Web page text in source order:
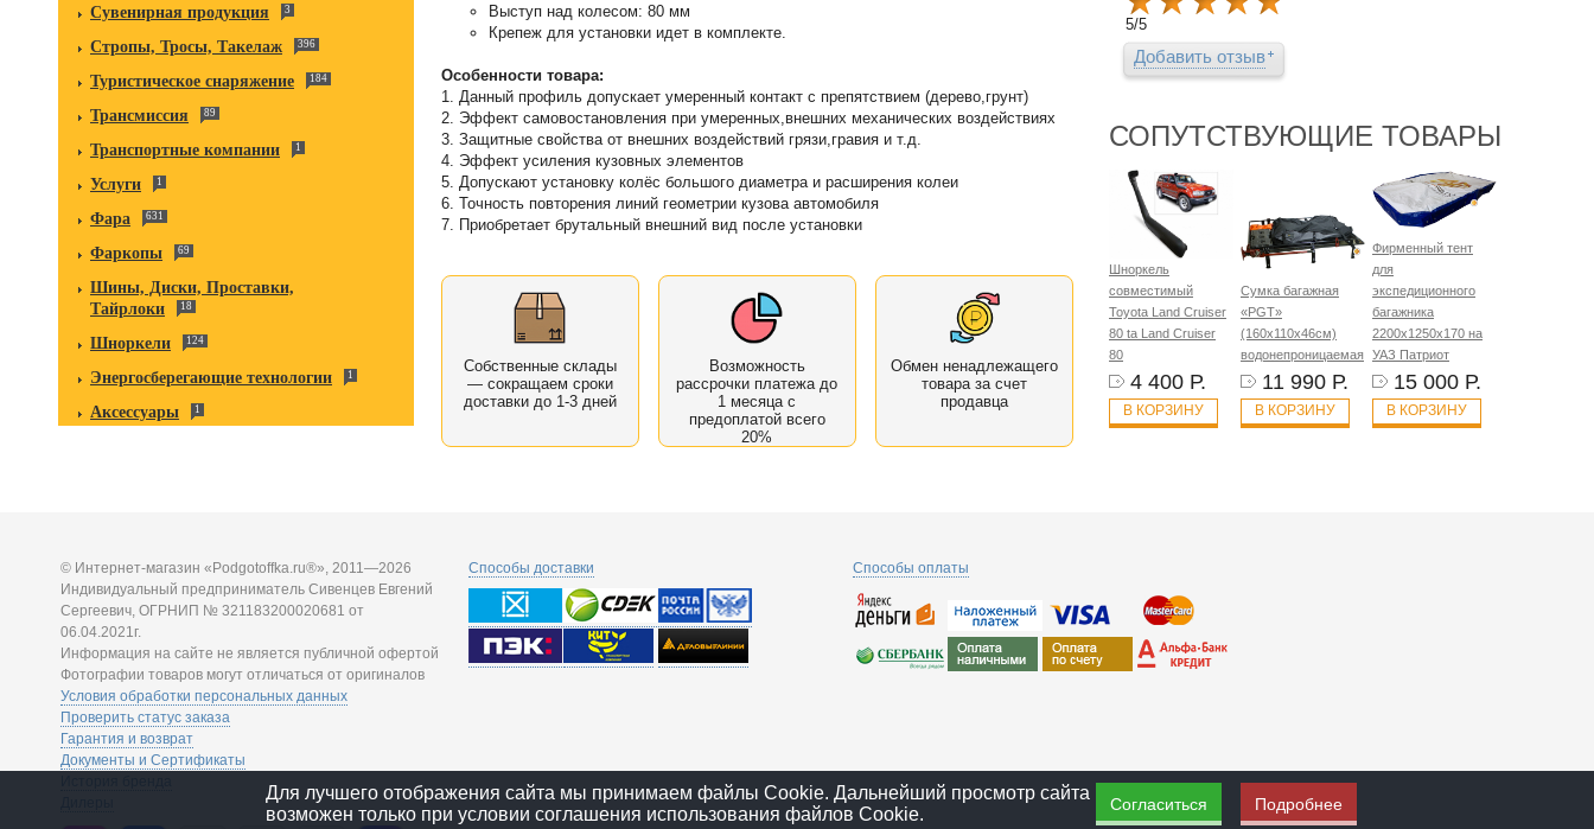
Сувенирная продукция
3
Стропы, Тросы, Такелаж 396
Туристическое снаряжение 184
Трансмиссия 89
Транспортные компании 1
Услуги 1
Фара 631
Фаркопы 69
Шины, Диски, Проставки,
Тайрлоки
18
Шноркели 124
Энергосберегающие технологии 1
Аксессуары 1
Выступ над колесом: 80 мм
Крепеж для установки идет в комплекте.
Особенности товара:
1. Данный профиль допускает умеренный контакт с препятствием (дерево,грунт)
2. Эффект самовостановления при умеренных,внешних механических воздействиях
3. Защитные свойства от внешних воздействий грязи,гравия и т.д.
4. Эффект усиления кузовных элементов
5. Допускают установку колёс большого диаметра и расширения колеи
6. Точность повторения линий геометрии кузова автомобиля
7. Приобретает брутальный внешний вид после установки
Собственные склады
— сокращаем сроки
доставки до 1-3 дней
Возможность
рассрочки платежа до
1 месяца с
предоплатой всего
20%
Обмен ненадлежащего
товара за счет
продавца
5/5
Добавить отзыв
СОПУТСТВУЮЩИЕ ТОВАРЫ
Шноркель
совместимый
Toyota Land Cruiser
80 ta Land Cruiser
80
4 400 Р.
В КОРЗИНУ
Сумка багажная
«PGT»
(160х110х46см)
водонепроницаемая
11 990 Р.
В КОРЗИНУ
Фирменный тент
для
экспедиционного
багажника
2200х1250х170 на
УАЗ Патриот
15 000 Р.
В КОРЗИНУ
© Интернет-магазин «Podgotoffka.ru®», 2011—2026
Индивидуальный предприниматель Сивенцев Евгений
Сергеевич, ОГРНИП № 321183200020681 от
06.04.2021г.
Информация на сайте не является публичной офертой
Фотографии товаров могут отличаться от оригиналов
Условия обработки персональных данных
Проверить статус заказа
Гарантия и возврат
Документы и Сертификаты
Способы доставки Способы оплаты
Для лучшего отображения сайта мы принимаем файлы Cookie. Дальнейший просмотр сайта
возможен только при условии соглашения использования файлов Cookie.
Согласиться Подробнее